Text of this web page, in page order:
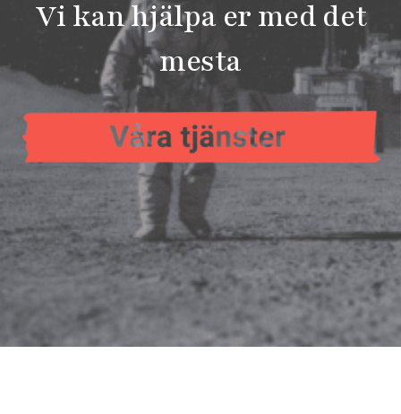
Vi kan hjälpa er med det
mesta